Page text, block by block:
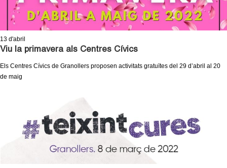
13 d'abril
Viu la primavera als Centres Cívics
Els Centres Cívics de Granollers proposen activitats gratuïtes del 29 d’abril al 20
de maig